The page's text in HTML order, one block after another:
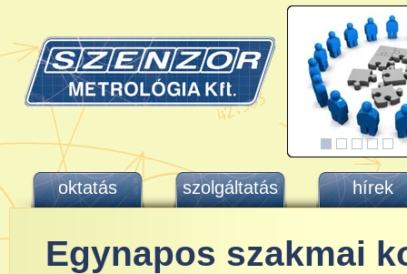
oktatás szolgáltatás hírek
Egynapos szakmai